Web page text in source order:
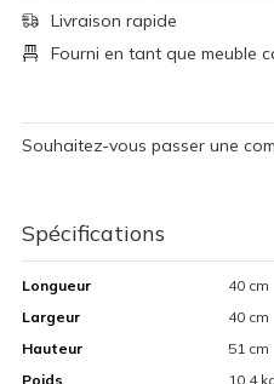
Livraison rapide
Fourni en tant que meuble
Souhaitez-vous passer une
Spécifications
Longueur
40 cm
Largeur
40 cm
Hauteur
51 cm
Poids
10.4